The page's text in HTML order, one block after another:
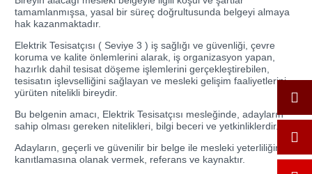
tamamlanmışsa, yasal bir süreç doğrultusunda belgeyi almaya
hak kazanmaktadır.
Elektrik Tesisatçısı ( Seviye 3 ) iş sağlığı ve güvenliği, çevre
koruma ve kalite önlemlerini alarak, iş organizasyon yapan,
hazırlık dahil tesisat döşeme işlemlerini gerçekleştirebilen,
tesisatın işlevselliğini sağlayan ve mesleki gelişim faaliyetlerini
yürüten nitelikli bireydir.
Bu belgenin amacı, Elektrik Tesisatçısı mesleğinde, adayların
sahip olması gereken nitelikleri, bilgi beceri ve yetkinliklerdir.
Adayların, geçerli ve güvenilir bir belge ile mesleki yeterliliğini
kanıtlamasına olanak vermek, referans ve kaynaktır.